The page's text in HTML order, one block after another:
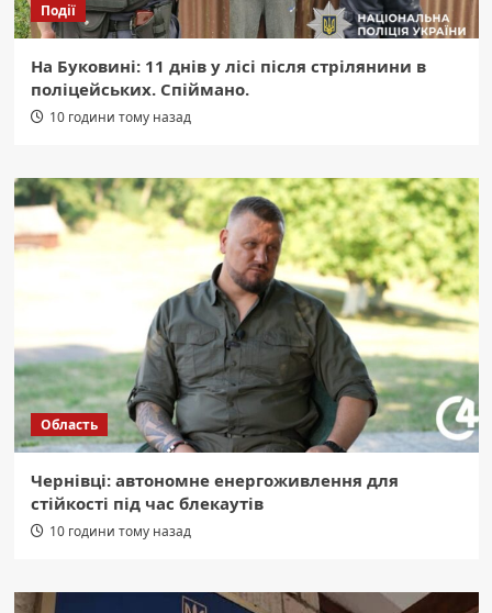
Події
На Буковині: 11 днів у лісі після стрілянини в
поліцейських. Спіймано.
10 години тому назад
Область
Чернівці: автономне енергоживлення для
стійкості під час блекаутів
10 години тому назад